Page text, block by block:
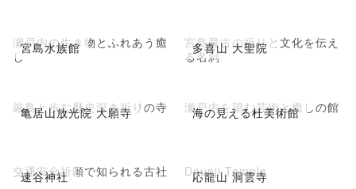
宮島水族館
瀬戸内の生き物とふれあう癒
し
多喜山 大聖院
宮島最古の祈りと文化を伝え
る名刹
亀居山放光院 大願寺
厳島と歩む歴史深き祈りの寺 海の見える杜美術館
瀬戸内を望む芸術と癒しの館
速谷神社
交通安全祈願で知られる古社 応龍山 洞雲寺
Dounji Temple